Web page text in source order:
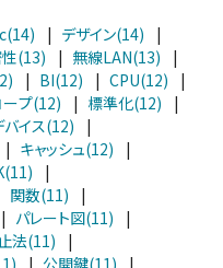
| デザイン(14)
|
(13) | 無線LAN(13)
|
| BI(12) | CPU(12)
|
ープ(12) | 標準化(12)
|
イス(12)
|
| キャッシュ(12)
|
|
関数(11)
|
| パレート図(11)
|
法(11)
|
| 公開鍵(11) |